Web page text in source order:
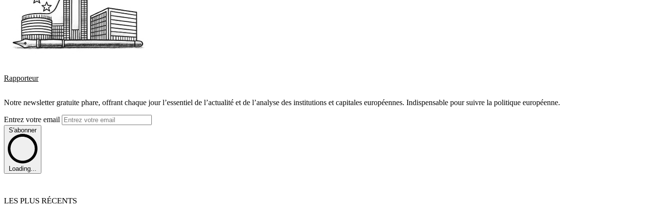
Rapporteur
Notre newsletter gratuite phare, offrant chaque jour l’essentiel de l’actualité et de l’analyse des institutions et capitales européennes. Indispensable pour suivre la politique européenne.
Entrez votre email
S'abonner
Loading...
LES PLUS RÉCENTS